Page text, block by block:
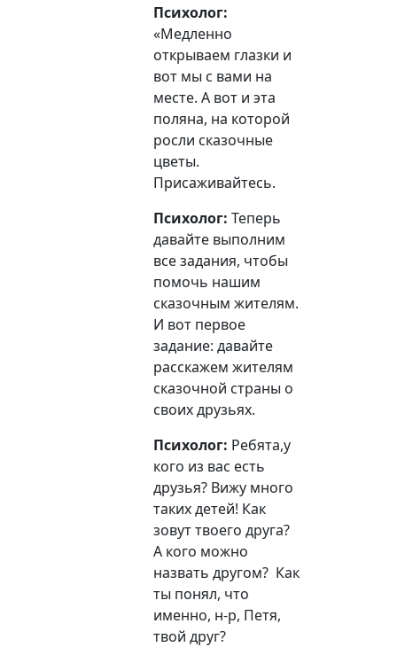
Психолог:
«Медленно
открываем глазки и
вот мы с вами на
месте. А вот и эта
поляна, на которой
росли сказочные
цветы.
Присаживайтесь.
Психолог: Теперь
давайте выполним
все задания, чтобы
помочь нашим
сказочным жителям.
И вот первое
задание: давайте
расскажем жителям
сказочной страны о
своих друзьях.
Психолог: Ребята,у
кого из вас есть
друзья? Вижу много
таких детей! Как
зовут твоего друга?
А кого можно
назвать другом? Как
ты понял, что
именно, н-р, Петя,
твой друг?